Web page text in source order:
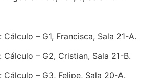
– G1, Francisca, Sala 21-A.
Cálculo – G2, Cristian, Sala 21-B.
Cálculo – G3, Felipe, Sala 20-A.